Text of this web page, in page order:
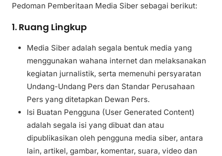
Pedoman Pemberitaan Media Siber sebagai berikut:
1. Ruang Lingkup
Media Siber adalah segala bentuk media yang
menggunakan wahana internet dan melaksanakan
kegiatan jurnalistik, serta memenuhi persyaratan
Undang-Undang Pers dan Standar Perusahaan
Pers yang ditetapkan Dewan Pers.
Isi Buatan Pengguna (User Generated Content)
adalah segala isi yang dibuat dan atau
dipublikasikan oleh pengguna media siber, antara
lain, artikel, gambar, komentar, suara, video dan